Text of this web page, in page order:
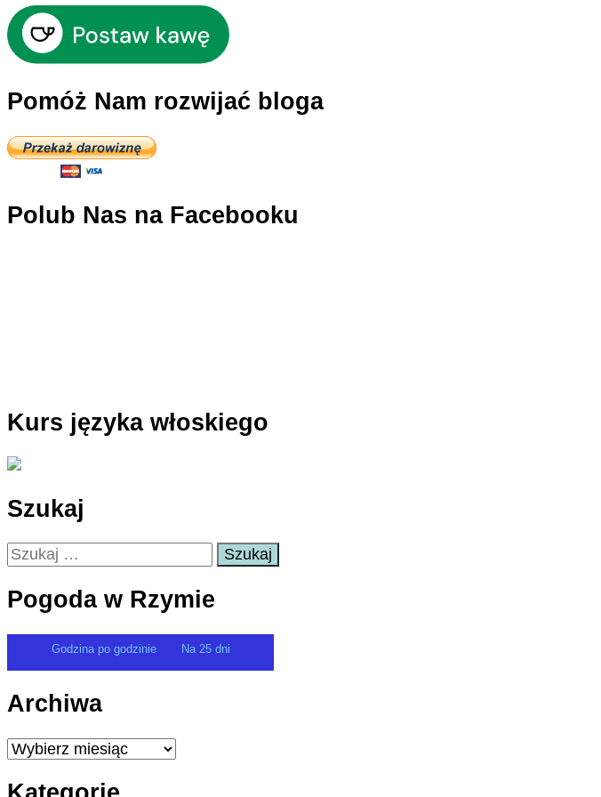
Pomóż Nam rozwijać bloga
Polub Nas na Facebooku
Kurs języka włoskiego
Szukaj
Szukaj:
Pogoda w Rzymie
Godzina po godzinie Na 25 dni
Archiwa
Archiwa